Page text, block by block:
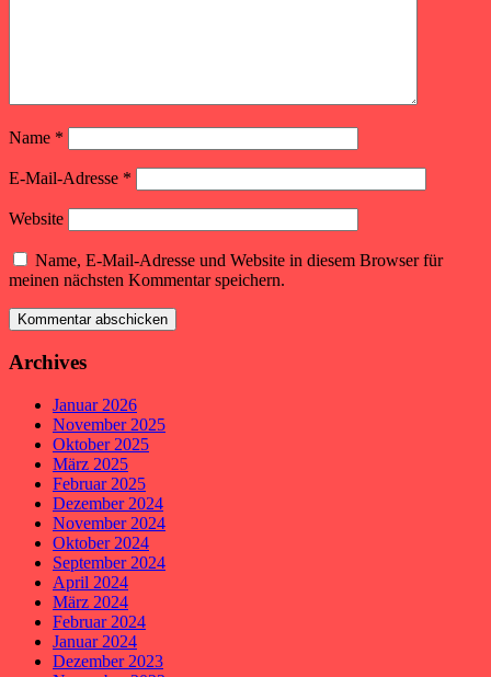
Name *
E-Mail-Adresse *
Website
Name, E-Mail-Adresse und Website in diesem Browser für
meinen nächsten Kommentar speichern.
Archives
Januar 2026
November 2025
Oktober 2025
März 2025
Februar 2025
Dezember 2024
November 2024
Oktober 2024
September 2024
April 2024
März 2024
Februar 2024
Januar 2024
Dezember 2023